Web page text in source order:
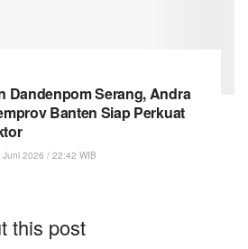
Dandenpom Serang, Andra
Banten Siap Perkuat
2026 / 22:42 WIB
this post